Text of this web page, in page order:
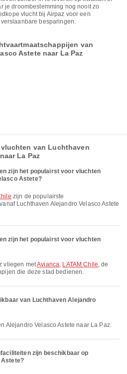
je droombestemming nog nooit zo
vlucht bij Airpaz voor een
besparingen.
van
Astete naar La Paz
van Luchthaven
La Paz
zijn het populairst voor vluchten
Astete?
zijn de populairste
Luchthaven Alejandro Velasco Astete
zijn het populairst voor vluchten
vliegen metAvianca, LATAM Chile, de
die deze stad bedienen.
van Luchthaven Alejandro
Alejandro Velasco Astete naar La Paz.
zijn beschikbaar op
Astete?